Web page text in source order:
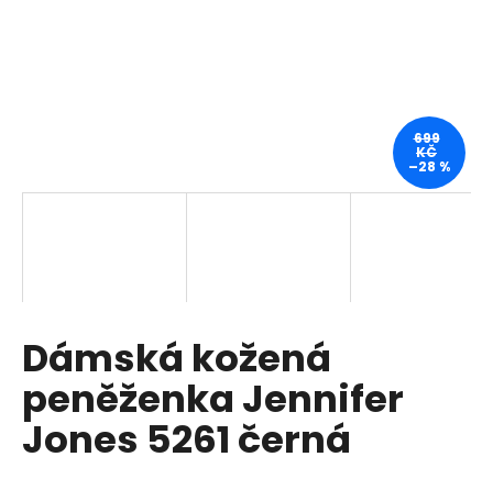
Dámská kožená
peněženka Jennifer
Jones 5261 černá
699
KČ
–28 %
D
o
p
o
r